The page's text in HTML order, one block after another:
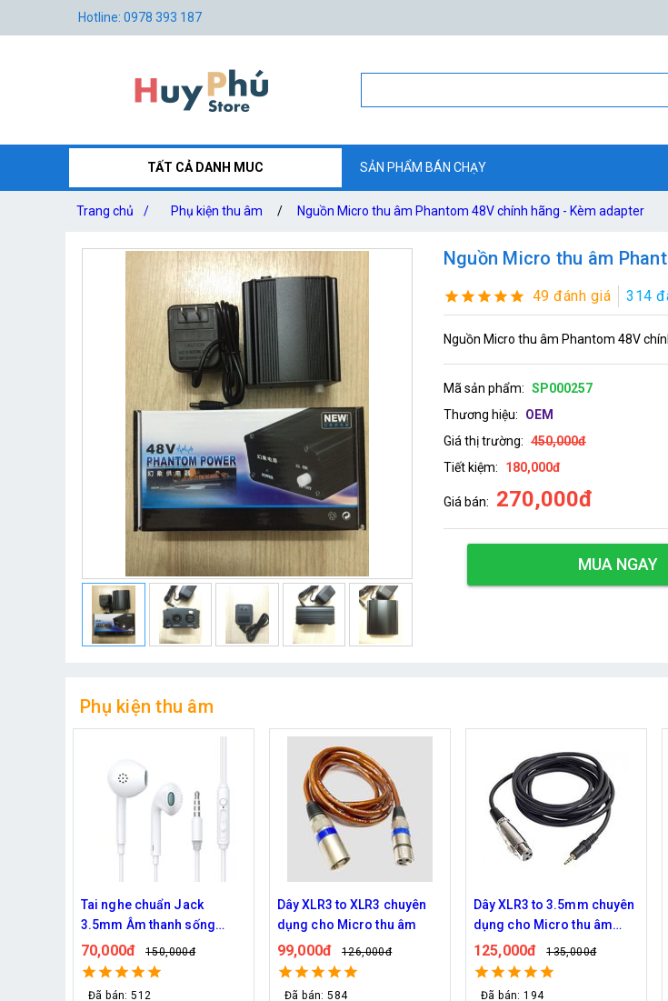
Hotline: 0978 393 187
TẤT CẢ DANH MUC SẢN PHẨM BÁN CHẠY
Trang chủ / Phụ kiện thu âm / Nguồn Micro thu âm Phantom 48V chính hãng - Kèm adapter
Nguồn Micro thu âm
49 đánh giá 314
Nguồn Micro thu âm Phantom 48V
Mã sản phẩm: SP000257
Thương hiệu:
OEM
Giá thị trường: 450,000đ
Tiết kiệm:
180,000đ
Giá bán: 270,000đ
MUA NGAY
Phụ kiện thu âm
Dây XLR3 to XLR3 chuyên
dụng cho Micro thu âm
99,000đ 126,000đ
Đã bán: 584
Dây XLR3 to 3.5mm chuyên
dụng cho Micro thu âm
(3M)
125,000đ 135,000đ
Đã bán: 194
Nguồn Micro thu âm
Phantom 48V chính hãng -
Kèm adapter
270,000đ 450,000đ
Đã bán: 314